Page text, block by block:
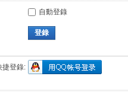
自動登錄
登錄
捷登錄: